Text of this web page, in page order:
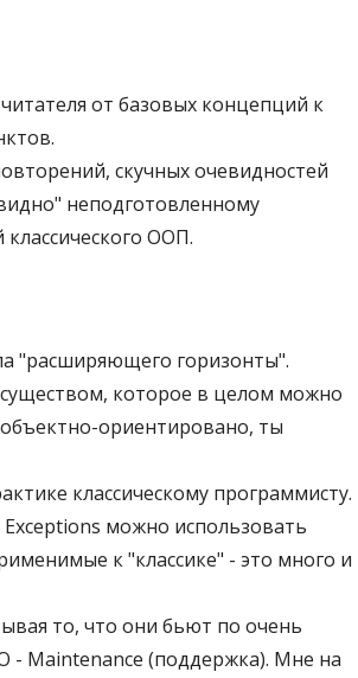
м
о
к
н
е
от базовых концепций к
скучных очевидностей
неподготовленному
ООП.
"расширяющего горизонты".
которое в целом можно
ориентировано, ты
классическому программисту.
можно использовать
к "классике" - это много и
то, что они бьют по очень
- Maintenance (поддержка). Мне на